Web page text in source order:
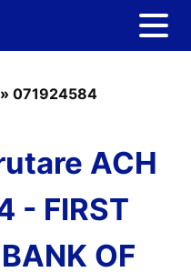
» 071924584
ACH
- FIRST
OF